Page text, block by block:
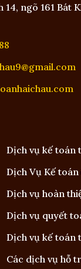
ngõ 161 Bát
Dịch vụ kế toán
Dịch Vụ Kế toán
Dịch vụ hoàn
Dịch vụ quyết
Dịch vụ kế toán
Các dịch vụ hỗ